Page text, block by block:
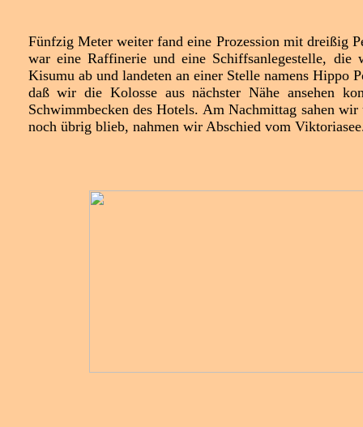
Fünfzig Meter weiter fand eine Prozession mit dreißig
war eine Raffinerie und eine Schiffsanlegestelle,
Kisumu ab und landeten an einer Stelle namens
daß wir die Kolosse aus nächster Nähe ansehen
Schwimmbecken des Hotels. Am Nachmittag sahen
noch übrig blieb, nahmen wir Abschied vom